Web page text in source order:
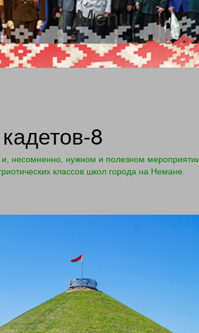
Menu
SKIP TO CONTENT
8
несомненно, нужном и полезном
классов школ города на Немане.